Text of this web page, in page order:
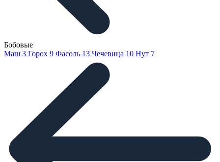
Бобовые
Маш 3 Горох 9 Фасоль 13 Чечевица 10 Нут 7